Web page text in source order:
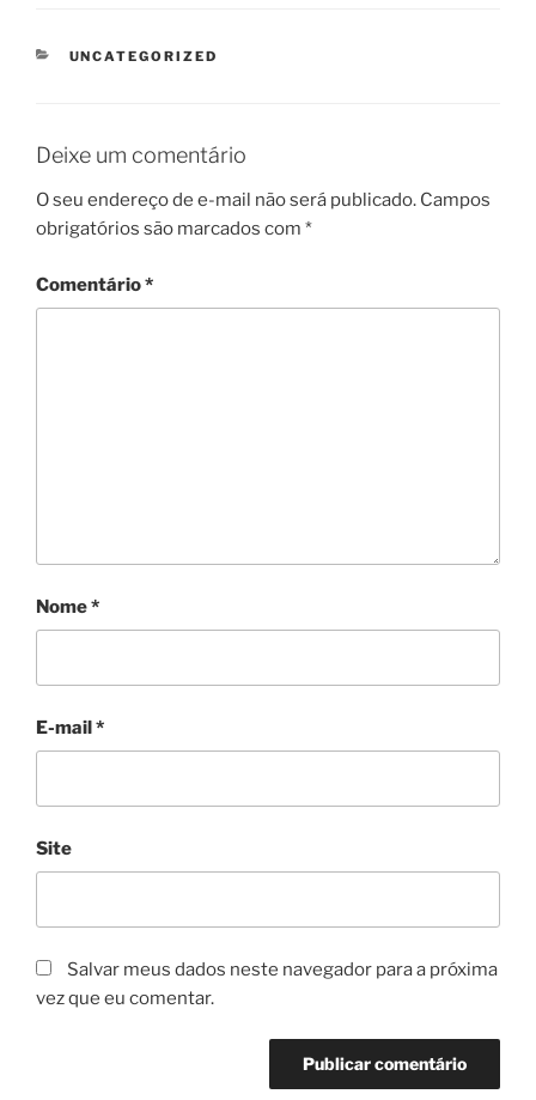
CATEGORIAS
UNCATEGORIZED
Deixe um comentário
O seu endereço de e-mail não será publicado. Campos
obrigatórios são marcados com *
Comentário*
Nome*
E-mail*
Site
Salvar meus dados neste navegador para a próxima
vez que eu comentar.